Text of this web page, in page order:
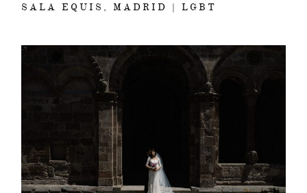
SALA EQUIS, MADRID | LGBT